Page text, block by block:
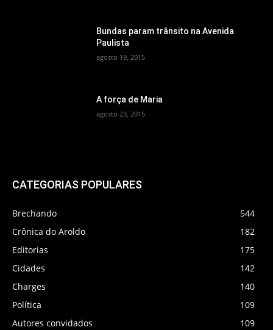
Bundas param trânsito na Avenida
Paulista
agosto 19, 2015
A força de Maria
agosto 23, 2015
CATEGORIAS POPULARES
Brechando
544
Crônica do Aroldo
182
Editorias
175
Cidades
142
Charges
140
Política
109
Autores convidados
109